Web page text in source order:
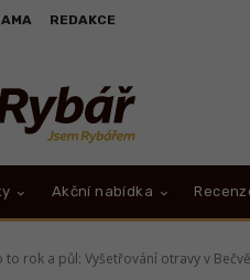
REDAKCE
Akční nabídka
to rok a půl: Vyšetřování otravy v